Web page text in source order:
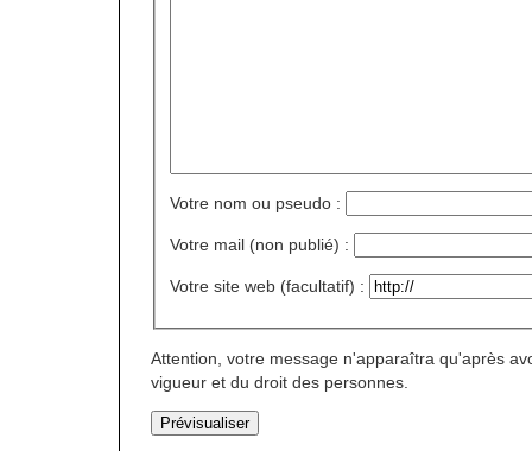
Votre nom ou pseudo :
Votre mail (non publié) :
Votre site web (facultatif) :
Attention, votre message n'apparaîtra qu'après
vigueur et du droit des personnes.